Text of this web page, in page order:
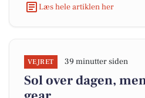
Læs hele artiklen her
VEJRET 39 minutter siden
Sol over dagen,